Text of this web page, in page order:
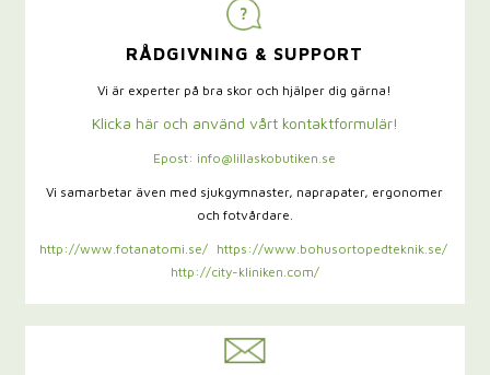
RÅDGIVNING & SUPPORT
Vi är experter på bra skor och hjälper dig gärna!
Klicka här och använd vårt kontaktformulär!
Epost: info@lillaskobutiken.se
Vi samarbetar även med sjukgymnaster, naprapater, ergonomer
och fotvårdare.
http://www.fotanatomi.se/
https://www.bohusortopedteknik.se/
http://city-kliniken.com/